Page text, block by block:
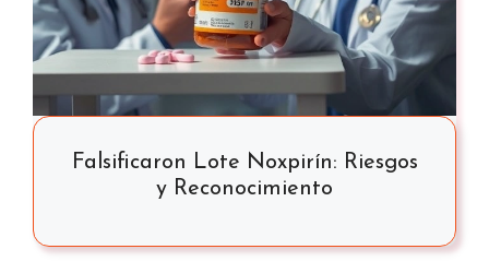
Falsificaron Lote Noxpirín: Riesgos
y Reconocimiento